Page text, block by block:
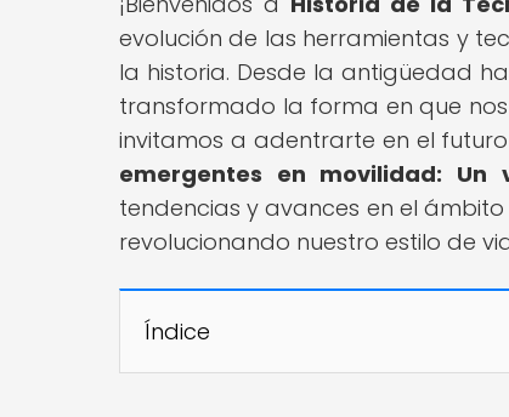
evolución de las herramientas y
la historia. Desde la antigüedad
transformado la forma en que nos
invitamos a adentrarte en el
emergentes en movilidad:
tendencias y avances en el
revolucionando nuestro estilo de
Índice